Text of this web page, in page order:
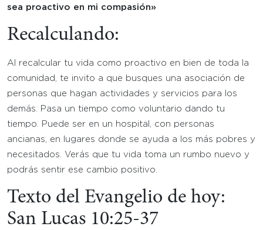
sea proactivo en mi compasión»
Recalculando:
Al recalcular tu vida como proactivo en bien de toda la
comunidad, te invito a que busques una asociación de
personas que hagan actividades y servicios para los
demás. Pasa un tiempo como voluntario dando tu
tiempo. Puede ser en un hospital, con personas
ancianas, en lugares donde se ayuda a los más pobres y
necesitados. Verás que tu vida toma un rumbo nuevo y
podrás sentir ese cambio positivo.
Texto del Evangelio de hoy:
San Lucas 10:25-37